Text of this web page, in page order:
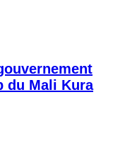
du Mali Kura